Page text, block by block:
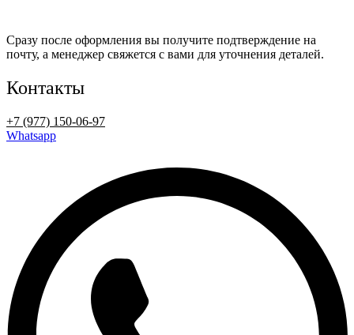
Сразу после оформления вы получите подтверждение на
почту, а менеджер свяжется с вами для уточнения деталей.
Контакты
+7 (977) 150-06-97
Whatsapp